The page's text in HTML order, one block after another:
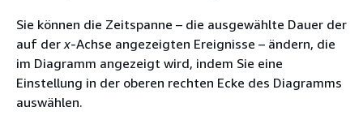
Sie können die Zeitspanne – die ausgewählte Dauer der
auf derx-Achse angezeigten Ereignisse – ändern, die
im Diagramm angezeigt wird, indem Sie eine
Einstellung in der oberen rechten Ecke des Diagramms
auswählen.